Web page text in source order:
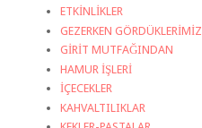
ETKİNLİKLER
GEZERKEN GÖRDÜKLERİMİZ
GİRİT MUTFAĞINDAN
HAMUR İŞLERİ
İÇECEKLER
KAHVALTILIKLAR